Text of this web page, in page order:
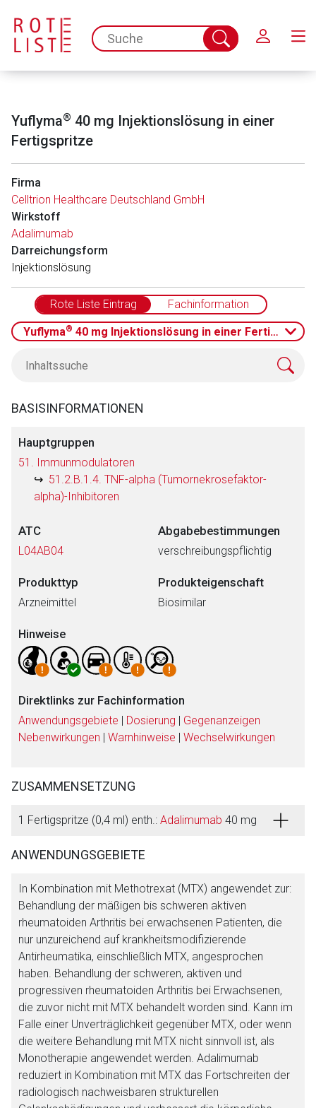
spc.search.input.placeholder
Suche
abschicken
Yuflyma® 40 mg Injektionslösung in einer
Fertigspritze
Firma
Celltrion Healthcare Deutschland GmbH
Wirkstoff
Adalimumab
Darreichungsform
In­jektionslösung
Rote Liste Eintrag Fachinformation
Yuflyma® 40 mg Injektionslösung in einer Fertigspritze
BASISINFORMATIONEN
Hauptgruppen
51. Immunmodulatoren
51.2.B.1.4. TNF-alpha (Tumornekrosefaktor-
alpha)-Inhibitoren
ATC
L04AB04
Abgabebestimmungen
verschreibungspflichtig
Produkttyp
Arzneimittel
Produkteigenschaft
Biosimilar
Hinweise
Direktlinks zur Fachinformation
Anwendungsgebiete | Dosierung | Gegenanzeigen
Nebenwirkungen | Warnhinweise | Wechselwirkungen
ZUSAMMENSETZUNG
1 Fertigspritze (0,4 ml) enth.: Adalimumab 40 mg
ANWENDUNGSGEBIETE
In Kombination mit Methotrexat (MTX) angewendet zur:
Behandlung der mäßigen bis schweren aktiven
rheumatoiden Arthritis bei erwachsenen Patienten, die
nur unzureichend auf krankheitsmodifizierende
Antirheumatika, einschließlich MTX, angesprochen
haben. Behandlung der schweren, aktiven und
progressiven rheumatoiden Arthritis bei Erwachsenen,
die zuvor nicht mit MTX behandelt worden sind. Kann im
Falle einer Unverträglichkeit gegenüber MTX, oder wenn
die weitere Behandlung mit MTX nicht sinnvoll ist, als
Monotherapie angewendet werden. Adalimumab
reduziert in Kombination mit MTX das Fortschreiten der
radiologisch nachweisbaren strukturellen